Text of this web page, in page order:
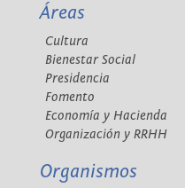
Áreas
Cultura
Bienestar Social
Presidencia
Fomento
Economía y Hacienda
Organización y RRHH
Organismos